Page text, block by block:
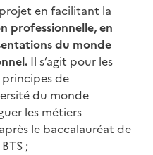
en facilitant la
professionnelle, en
du monde
Il s’agit pour les
principes de
du monde
les métiers
le baccalauréat de
;